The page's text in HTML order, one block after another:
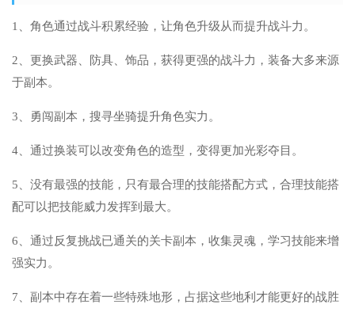
1、角色通过战斗积累经验，让角色升级从而提升战斗力。
2、更换武器、防具、饰品，获得更强的战斗力，装备大多来源
于副本。
3、勇闯副本，搜寻坐骑提升角色实力。
4、通过换装可以改变角色的造型，变得更加光彩夺目。
5、没有最强的技能，只有最合理的技能搭配方式，合理技能搭
配可以把技能威力发挥到最大。
6、通过反复挑战已通关的关卡副本，收集灵魂，学习技能来增
强实力。
7、副本中存在着一些特殊地形，占据这些地利才能更好的战胜